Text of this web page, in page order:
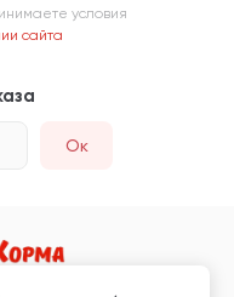
условия
сайта
Ок